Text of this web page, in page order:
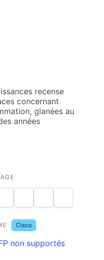
recense
concernant
glanées au
années
Cisco
non supportés